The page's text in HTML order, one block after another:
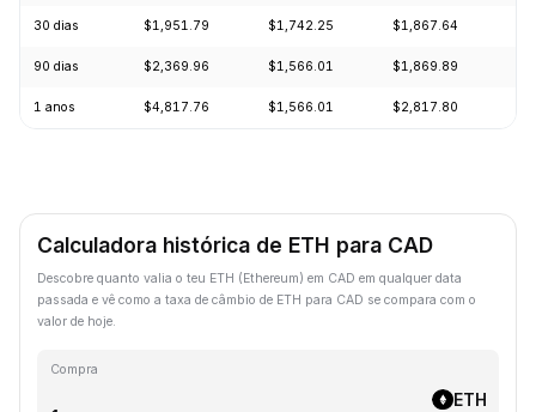
30 dias $1,951.79 $1,742.25 $1,867.64
90 dias $2,369.96 $1,566.01 $1,869.89
1 anos $4,817.76 $1,566.01 $2,817.80
Calculadora histórica de ETH para CAD
Descobre quanto valia o teu ETH (Ethereum) em CAD em qualquer data
passada e vê como a taxa de câmbio de ETH para CAD se compara com o
valor de hoje.
Compra
ETH